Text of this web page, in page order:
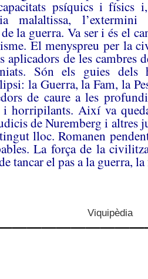
psíquics i físics
malaltissa,
la guerra. Va ser i és el
El menyspreu per la
aplicadors de les cambres
Són els guies dels
la Guerra, la Fam, la
de caure a les
i horripilants. Així va
de Nuremberg i altres
lloc. Romanen
La força de la
tancar el pas a la guerra,
Viquipèdia